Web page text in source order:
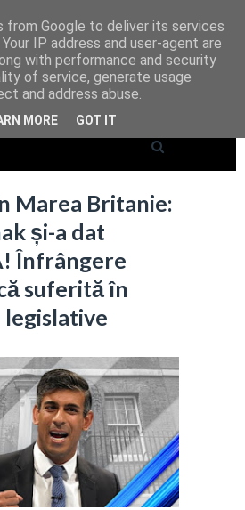
Marea Britanie:
și-a dat
Înfrângere
suferită în
from Google to deliver its services
IP address and user-agent are
with performance and security
of service, generate usage
and address abuse.
MORE GOT IT